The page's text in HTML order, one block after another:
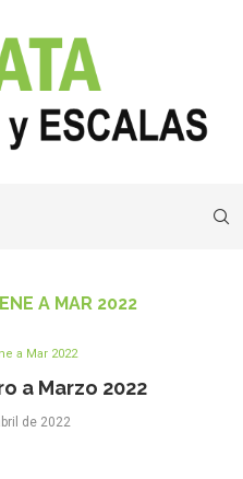
A MAR 2022
a Mar 2022
a Marzo 2022
de 2022